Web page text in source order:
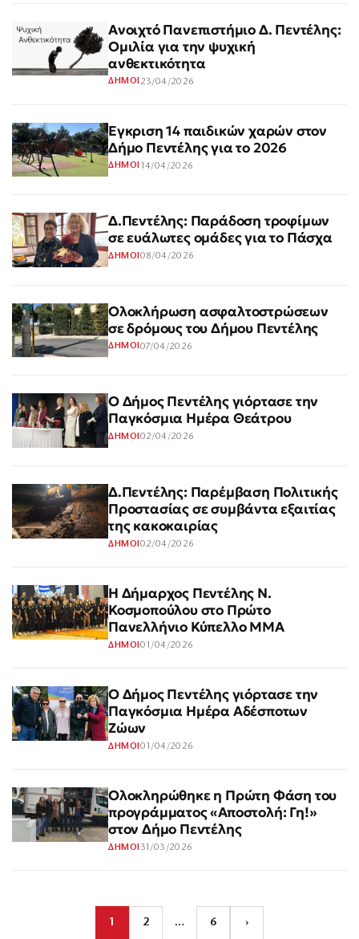
Ανοιχτό Πανεπιστήμιο Δ. Πεντέλης:
Ομιλία για την ψυχική
ανθεκτικότητα
ΔΗΜΟΙ23/04/2026
Έγκριση 14 παιδικών χαρών στον
Δήμο Πεντέλης για το 2026
ΔΗΜΟΙ14/04/2026
Δ.Πεντέλης: Παράδοση τροφίμων
σε ευάλωτες ομάδες για το Πάσχα
ΔΗΜΟΙ 08/04/2026
Ολοκλήρωση ασφαλτοστρώσεων
σε δρόμους του Δήμου Πεντέλης
ΔΗΜΟΙ07/04/2026
Ο Δήμος Πεντέλης γιόρτασε την
Παγκόσμια Ημέρα Θεάτρου
ΔΗΜΟΙ 02/04/2026
Δ.Πεντέλης: Παρέμβαση Πολιτικής
Προστασίας σε συμβάντα εξαιτίας
της κακοκαιρίας
ΔΗΜΟΙ 02/04/2026
Η Δήμαρχος Πεντέλης Ν.
Κοσμοπούλου στο Πρώτο
Πανελλήνιο Κύπελλο ΜΜΑ
ΔΗΜΟΙ 01/04/2026
Ο Δήμος Πεντέλης γιόρτασε την
Παγκόσμια Ημέρα Αδέσποτων
Ζώων
ΔΗΜΟΙ 01/04/2026
Ολοκληρώθηκε η Πρώτη Φάση του
προγράμματος «Αποστολή: Γη!»
στον Δήμο Πεντέλης
ΔΗΜΟΙ 31/03/2026
1 2 … 6 ›